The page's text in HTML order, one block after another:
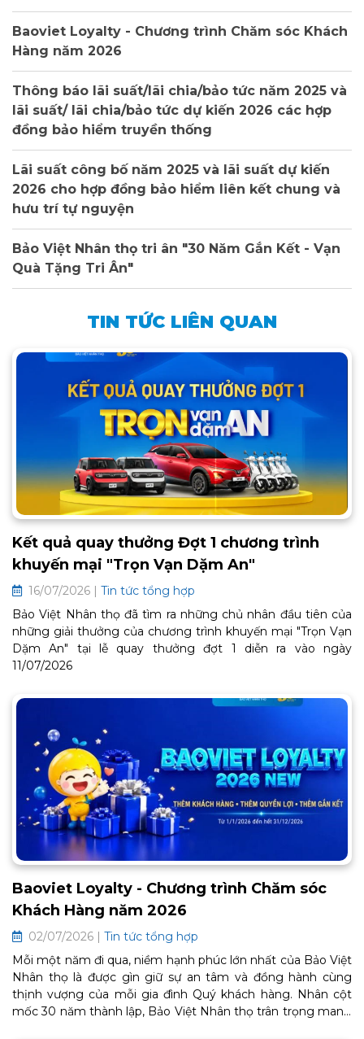
Baoviet Loyalty - Chương trình Chăm sóc Khách
Hàng năm 2026
Thông báo lãi suất/lãi chia/bảo tức năm 2025 và
lãi suất/ lãi chia/bảo tức dự kiến 2026 các hợp
đồng bảo hiểm truyền thống
Lãi suất công bố năm 2025 và lãi suất dự kiến
2026 cho hợp đồng bảo hiểm liên kết chung và
hưu trí tự nguyện
Bảo Việt Nhân thọ tri ân "30 Năm Gắn Kết - Vạn
Quà Tặng Tri Ân"
TIN TỨC LIÊN QUAN
Kết quả quay thưởng Đợt 1 chương trình
khuyến mại "Trọn Vạn Dặm An"
16/07/2026 | Tin tức tổng hợp
Bảo Việt Nhân thọ đã tìm ra những chủ nhân đầu tiên của
những giải thưởng của chương trình khuyến mại "Trọn Vạn
Dặm An" tại lễ quay thưởng đợt 1 diễn ra vào ngày
11/07/2026
Baoviet Loyalty - Chương trình Chăm sóc
Khách Hàng năm 2026
02/07/2026 | Tin tức tổng hợp
Mỗi một năm đi qua, niềm hạnh phúc lớn nhất của Bảo Việt
Nhân thọ là được gìn giữ sự an tâm và đồng hành cùng
thịnh vượng của mỗi gia đình Quý khách hàng. Nhân cột
mốc 30 năm thành lập, Bảo Việt Nhân thọ trân trọng mang